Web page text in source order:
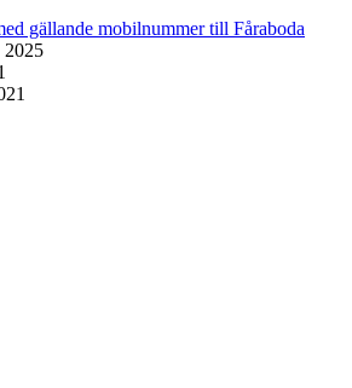
gällande mobilnummer till Fåraboda